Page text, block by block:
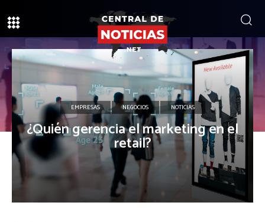
EMPRESAS NEGOCIOS NOTICIAS
¿Quién gerencia el marketing en el
retail?